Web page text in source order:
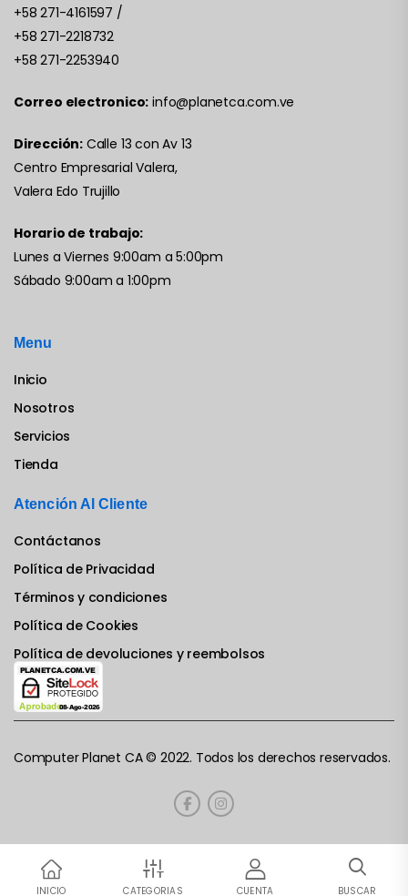
+58 271-4161597 /
+58 271-2218732
+58 271-2253940
Correo electronico: info@planetca.com.ve
Dirección: Calle 13 con Av 13
Centro Empresarial Valera,
Valera Edo Trujillo
Horario de trabajo:
Lunes a Viernes 9:00am a 5:00pm
Sábado 9:00am a 1:00pm
Menu
Inicio
Nosotros
Servicios
Tienda
Atención Al Cliente
Contáctanos
Política de Privacidad
Términos y condiciones
Política de Cookies
Política de devoluciones y reembolsos
Computer Planet CA © 2022. Todos los derechos reservados.
INICIO CATEGORIAS CUENTA BUSCAR